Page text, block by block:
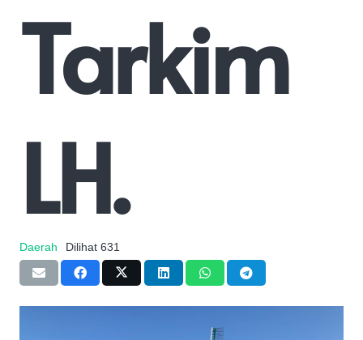
Tarkim
LH.
Daerah Dilihat 631